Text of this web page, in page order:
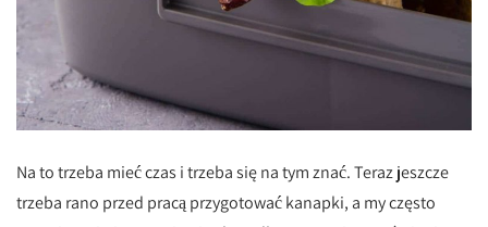
Na to trzeba mieć czas i trzeba się na tym znać. Teraz jeszcze
trzeba rano przed pracą przygotować kanapki, a my często